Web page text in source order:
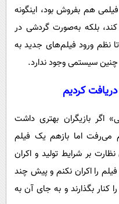
هم بفروش بود، اینگونه
کند، بلکه به‌صورت گردشی در
نظم ورود فیلم‌های جدید به
چنین سیستمی وجود ندارد.
دریافت کردیم
اگر بازیگران بهتری داشت
بالاتر هم می‌رفت اما بازهم یک فیلم
بر شرایط تولید و اکران
فیلم را اکران نکنم و پیش چند
کنار بگذارند و به جای آن به